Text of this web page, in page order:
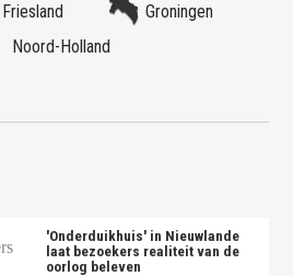
Friesland
Groningen
Noord-Holland
'Onderduikhuis' in Nieuwlande
laat bezoekers realiteit van de
oorlog beleven